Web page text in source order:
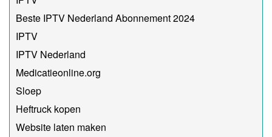
Beste IPTV Nederland Abonnement 2024
IPTV
IPTV Nederland
Medicatieonline.org
Sloep
Heftruck kopen
Website laten maken